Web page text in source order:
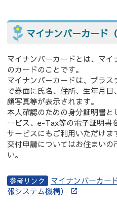
マイナンバーカード
マイナンバーカードとは、マ
のカードのことです。
マイナンバーカードは、プラ
で券面に氏名、住所、生年月
顔写真等が表示されます。
本人確認のための身分証明書
ービス、e-Tax等の電子証明書
サービスにもご利用いただけま
交付申請についてはお住まい
い。
マイナンバーカー
報システム機構）